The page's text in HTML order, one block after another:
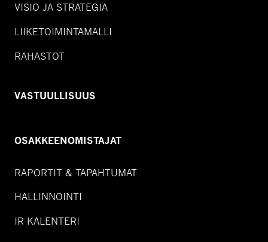
VISIO JA STRATEGIA
LIIKETOIMINTAMALLI
RAHASTOT
VASTUULLISUUS
OSAKKEENOMISTAJAT
RAPORTIT & TAPAHTUMAT
HALLINNOINTI
IR-KALENTERI